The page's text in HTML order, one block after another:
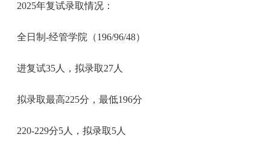
2025年复试录取情况：
全日制-经管学院（196/96/48）
进复试35人，拟录取27人
拟录取最高225分，最低196分
220-229分5人，拟录取5人